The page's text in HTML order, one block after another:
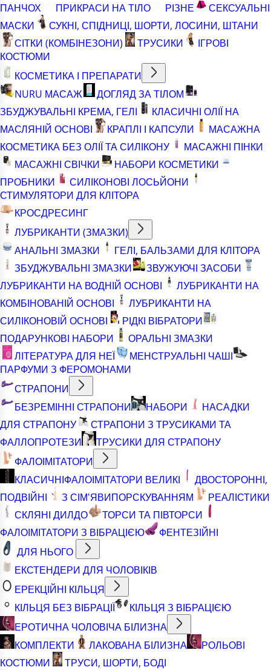
ПАНЧОХ
ПРИКРАСИ НА ТІЛО РІЗНЕ
СЕКСУАЛЬНІ
МАСКИ
СУКНІ, СПІДНИЦІ, ШОРТИ, ЛОСИНИ, ШТАНИ
СІТКИ (КОМБІНЕЗОНИ)
ТРУСИКИ
ІГРОВІ
КОСТЮМИ
КОСМЕТИКА І ПРЕПАРАТИ
NURU МАСАЖ
ДОГЛЯД ЗА ТІЛОМ
ЗБУДЖУВАЛЬНІ КРЕМА, ГЕЛІ
КЛАСИЧНІ ОЛІЇ НА
МАСЛЯНІЙ ОСНОВІ
КРАПЛІ І КАПСУЛИ
МАСАЖНА
КОСМЕТИКА БЕЗ ОЛІЇ ТА СИЛІКОНУ
МАСАЖНІ ПІНКИ
МАСАЖНІ СВІЧКИ
НАБОРИ КОСМЕТИКИ
ПРОБНИКИ
СИЛІКОНОВІ ЛОСЬЙОНИ
СТИМУЛЯТОРИ ДЛЯ КЛІТОРА
КРОСДРЕСИНГ
ЛУБРИКАНТИ (ЗМАЗКИ)
АНАЛЬНІ ЗМАЗКИ
ГЕЛІ, БАЛЬЗАМИ ДЛЯ КЛІТОРА
ЗБУДЖУВАЛЬНІ ЗМАЗКИ
ЗВУЖУЮЧІ ЗАСОБИ
ЛУБРИКАНТИ НА ВОДНІЙ ОСНОВІ
ЛУБРИКАНТИ НА
КОМБІНОВАНІЙ ОСНОВІ
ЛУБРИКАНТИ НА
СИЛІКОНОВІЙ ОСНОВІ
РІДКІ ВІБРАТОРИ
ПОДАРУНКОВІ НАБОРИ
ОРАЛЬНІ ЗМАЗКИ
ЛІТЕРАТУРА ДЛЯ НЕЇ
МЕНСТРУАЛЬНІ ЧАШІ
ПАРФУМИ З ФЕРОМОНАМИ
СТРАПОНИ
БЕЗРЕМІННІ СТРАПОНИ
НАБОРИ
НАСАДКИ
ДЛЯ СТРАПОНУ
СТРАПОНИ З ТРУСИКАМИ ТА
ФАЛЛОПРОТЕЗИ
ТРУСИКИ ДЛЯ СТРАПОНУ
ФАЛОІМІТАТОРИ
КЛАСИЧНІФАЛОІМІТАТОРИ ВЕЛИКІ
ДВОСТОРОННІ,
ПОДВІЙНІ
З СІМ'ЯВИПОРСКУВАННЯМ
РЕАЛІСТИКИ
СКЛЯНІ ДИЛДО
ТОРСИ ТА ПІВТОРСИ
ФАЛОІМІТАТОРИ З ВІБРАЦІЄЮ
ФЕНТЕЗІЙНІ
ДЛЯ НЬОГО
ЕКСТЕНДЕРИ ДЛЯ ЧОЛОВІКІВ
ЕРЕКЦІЙНІ КІЛЬЦЯ
КІЛЬЦЯ БЕЗ ВІБРАЦІЇ
КІЛЬЦЯ З ВІБРАЦІЄЮ
ЕРОТИЧНА ЧОЛОВІЧА БІЛИЗНА
КОМПЛЕКТИ
ЛАКОВАНА БІЛИЗНА
РОЛЬОВІ
КОСТЮМИ
ТРУСИ, ШОРТИ, БОДІ